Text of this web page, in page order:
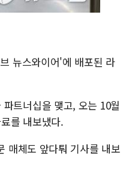
뉴스와이어'에 배포된 라
트너십을 맺고, 오는 10월
를 내보냈다.
매체도 앞다퉈 기사를 내보